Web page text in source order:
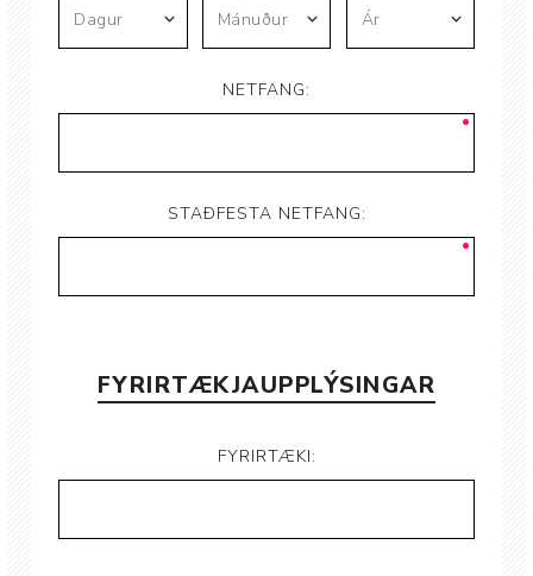
NETFANG:
STAÐFESTA NETFANG:
FYRIRTÆKJAUPPLÝSINGAR
FYRIRTÆKI: